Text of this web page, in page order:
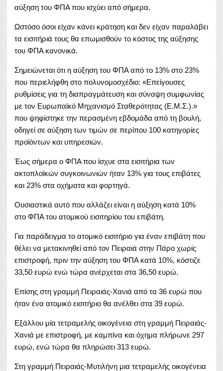
αύξηση του ΦΠΑ που ισχύει από σήμερα.
Ωστόσο όσοι είχαν κάνει κράτηση και δεν είχαν παραλάβει
τα εισιτήριά τους θα επωμισθούν το κόστος της αύξησης
του ΦΠΑ κανονικά.
Σημειώνεται ότι η αύξηση του ΦΠΑ από το 13% στο 23%
που περιελήφθη στο πολυνομοσχέδιο: «Επείγουσες
ρυθμίσεις για τη διαπραγμάτευση και σύναψη συμφωνίας
με τον Ευρωπαϊκό Μηχανισμό Σταθερότητας (Ε.Μ.Σ.).»
που ψηφίστηκε την περασμένη εβδομάδα από τη βουλή,
οδηγεί σε αύξηση των τιμών σε περίπου 100 κατηγορίες
προϊόντων και υπηρεσιών.
Έως σήμερα ο ΦΠΑ που ίσχυε στα εισιτήρια των
ακτοπλοϊκών συγκοινωνιών ήταν 13% για τους επιβάτες
και 23% στα οχήματα και φορτηγά.
Ουσιαστικά αυτό που αλλάζει είναι η αύξηση κατά 10%
στο ΦΠΑ του ατομικού εισιτηρίου του επιβάτη.
Για παράδειγμα το ατομικό εισιτήριο για έναν επιβάτη που
θέλει να μετακινηθεί από τον Πειραιά στην Πάρο χωρίς
επιστροφή, πριν την αύξηση του ΦΠΑ κατά 10%, κόστιζε
33,50 ευρώ ενώ τώρα ανέρχεται στα 36,50 ευρώ.
Επίσης στη γραμμή Πειραιάς-Χανιά από τα 36 ευρώ που
ήταν ένα ατομικό εισιτήριο θα ανέλθει στα 39 ευρώ.
Εξάλλου μία τετραμελής οικογένεια στη γραμμή Πειραιάς-
Χανιά με επιστροφή, με καμπίνα και όχημα πλήρωνε 297
ευρώ, ενώ τώρα θα πληρώσει 313 ευρώ.
Στη γραμμή Πειραιάς-Μυτιλήνη μια τετραμελής οικογένεια